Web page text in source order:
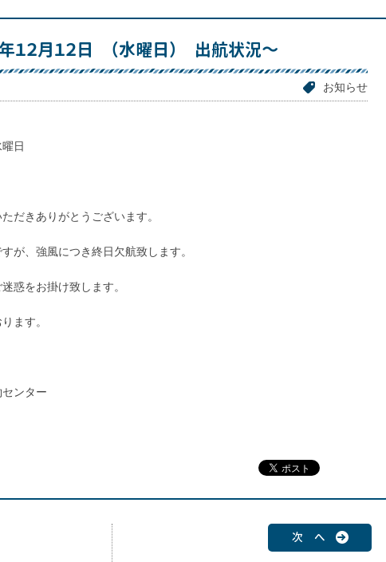
１２月１２日 （水曜日） 出航状況～
お知らせ
日
だきありがとうございます。
が、強風につき終日欠航致します。
惑をお掛け致します。
ます。
ンター
次 へ